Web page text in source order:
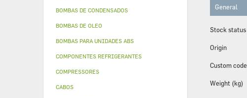
BOMBAS DE CONDENSADOS
BOMBAS DE OLEO
BOMBAS PARA UNIDADES ABS
COMPONENTES REFRIGERANTES
COMPRESSORES
CABOS
General
Stock status
Origin
Custom code
Weight (kg)